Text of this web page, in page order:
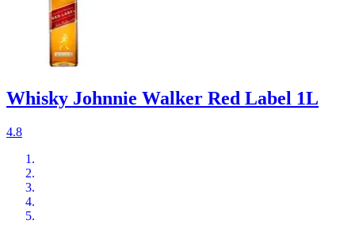
Whisky Johnnie Walker Red Label 1L
4.8